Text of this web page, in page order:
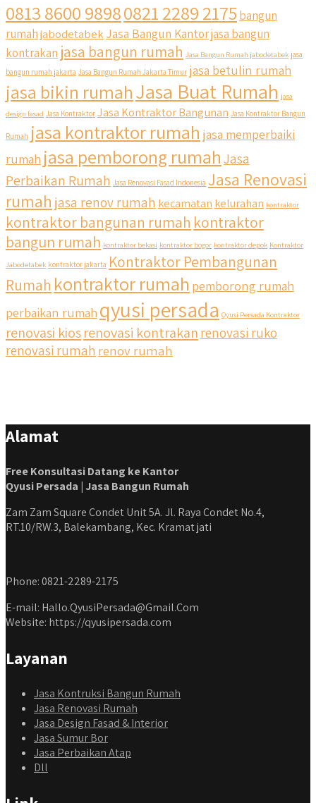
0813 8600 98980821 2289 2175 bangun
rumahjabodetabek Jasa Bangun Kantorjasa bangun
kontrakan jasa bangun rumah Jasa Bangun Rumah jabodetabek jasa
bangun rumah jakarta Jasa Bangun Rumah Jakarta Timur jasa betulin rumah
jasa bikin rumahJasa Buat Rumah jasa
design fasad Jasa Kontraktor Jasa Kontraktor Bangunan Jasa Kontraktor Bangun
Rumah jasa kontraktor rumah jasa memperbaiki
rumah jasa pemborong rumahJasa
Perbaikan Rumah Jasa Renovasi Fasad Indonesia Jasa Renovasi
rumah jasa renov rumah kecamatan kelurahan kontraktor
kontraktor bangunan rumah kontraktor
bangun rumah kontraktor bekasi kontraktor bogor kontraktor depok Kontraktor
Jabodetabek kontraktor jakarta Kontraktor Pembangunan
Rumah kontraktor rumah pemborong rumah
perbaikan rumah qyusi persada Qyusi Persada Kontraktor
renovasi kiosrenovasi kontrakanrenovasi ruko
renovasi rumah renov rumah
Alamat
Free Konsultasi Datang ke Kantor
Qyusi Persada | Jasa Bangun Rumah
Zam Zam Square Condet Unit 5A. Jl. Raya Condet No.4,
RT.10/RW.3, Balekambang, Kec. Kramat jati
Phone: 0821-2289-2175
E-mail: Hallo.QyusiPersada@Gmail.Com
Website: https://qyusipersada.com
Layanan
Jasa Kontruksi Bangun Rumah
Jasa Renovasi Rumah
Jasa Design Fasad & Interior
Jasa Sumur Bor
Jasa Perbaikan Atap
Dll